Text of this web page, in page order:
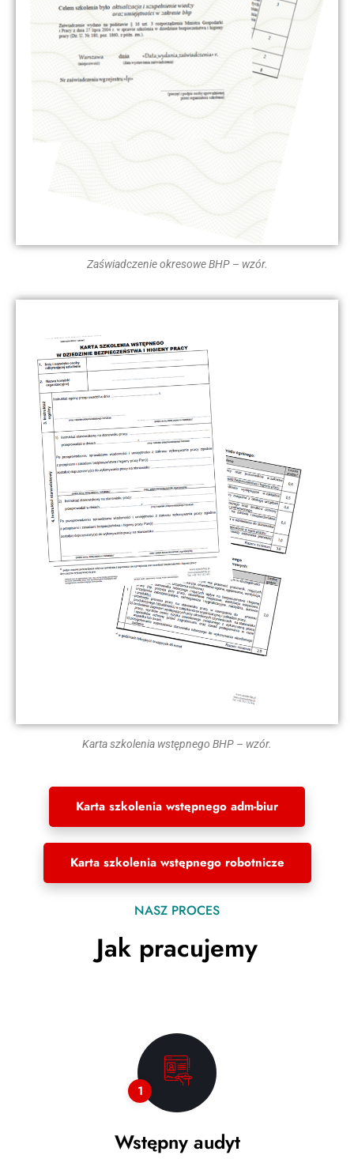
Zaświadczenie okresowe BHP – wzór.
Karta szkolenia wstępnego BHP – wzór.
Karta szkolenia wstępnego adm-biur
Karta szkolenia wstępnego robotnicze
NASZ PROCES
Jak pracujemy
1
Wstępny audyt